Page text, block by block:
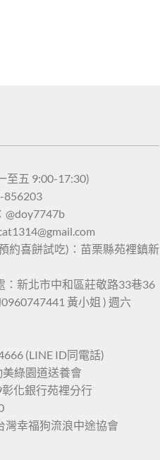
至五 9:00-17:30)
856203
@doy7747b
約喜餅試吃)：苗栗縣苑裡鎮新
：新北市中和區莊敬路33巷36
黃小姐 ) 週六
(LINE ID同電話)
綠園道送養會
化銀行苑裡分行
灣幸福狗流浪中途協會